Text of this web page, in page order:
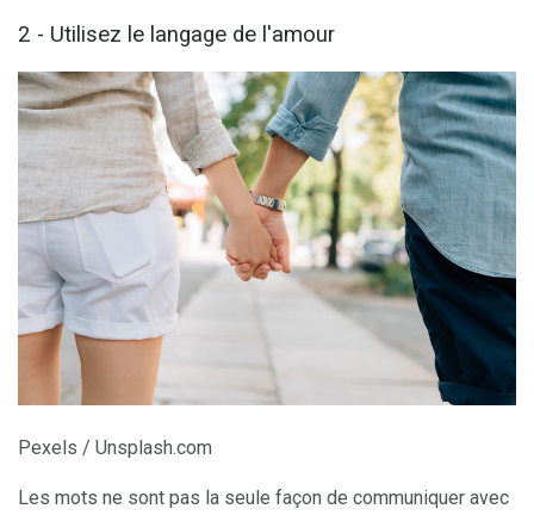
2 - Utilisez le langage de l'amour
Pexels / Unsplash.com
Les mots ne sont pas la seule façon de communiquer avec